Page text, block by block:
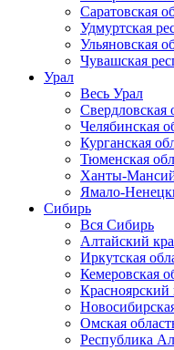
Саратовская
Удмуртская
Ульяновская
Чувашская
Урал
Весь Урал
Свердловская
Челябинская
Курганская
Тюменская
Ханты-
Ямало-
Сибирь
Вся Сибирь
Алтайский
Иркутская
Кемеровская
Красноярский
Омская
Республика